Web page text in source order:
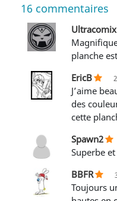
16 commentaires
Ultracomix
Magnifique et tellement peu courant ! Cette
planche
EricB
J’aime beaucoup la richesse et l’originalité
des
cette
Spawn2
Superbe
BBFR
Toujours un plaisir de voir des planches